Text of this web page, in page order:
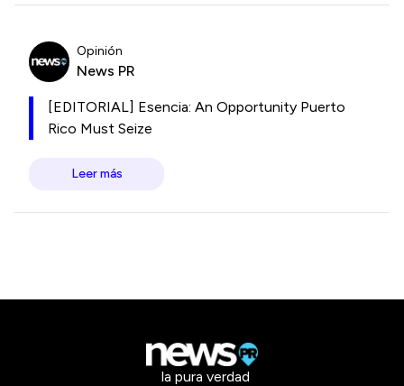
Opinión
News PR
[EDITORIAL] Esencia: An Opportunity Puerto
Rico Must Seize
Leer más
la pura verdad